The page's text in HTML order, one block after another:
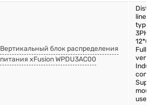
Вертикальный блок распределения
питания xFusion WPDU3AC00
line-
Full
use